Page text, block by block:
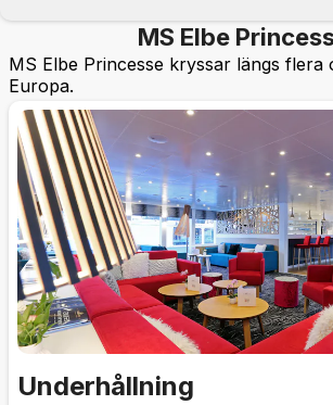
MS Elbe
MS Elbe Princesse kryssar längs flera
Europa.
Underhållning